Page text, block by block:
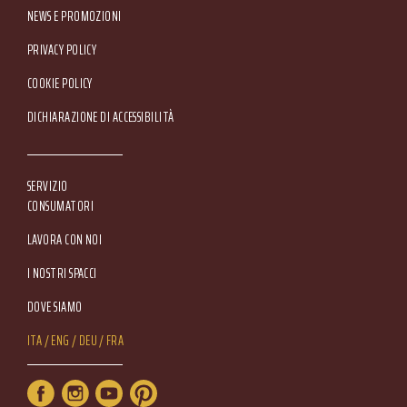
NEWS E PROMOZIONI
Footer Service Menu
PRIVACY POLICY
COOKIE POLICY
DICHIARAZIONE DI ACCESSIBILITÀ
SERVIZIO
CONSUMATORI
LAVORA CON NOI
I NOSTRI SPACCI
DOVE SIAMO
Lang Menu
ITA ENG DEU FRA